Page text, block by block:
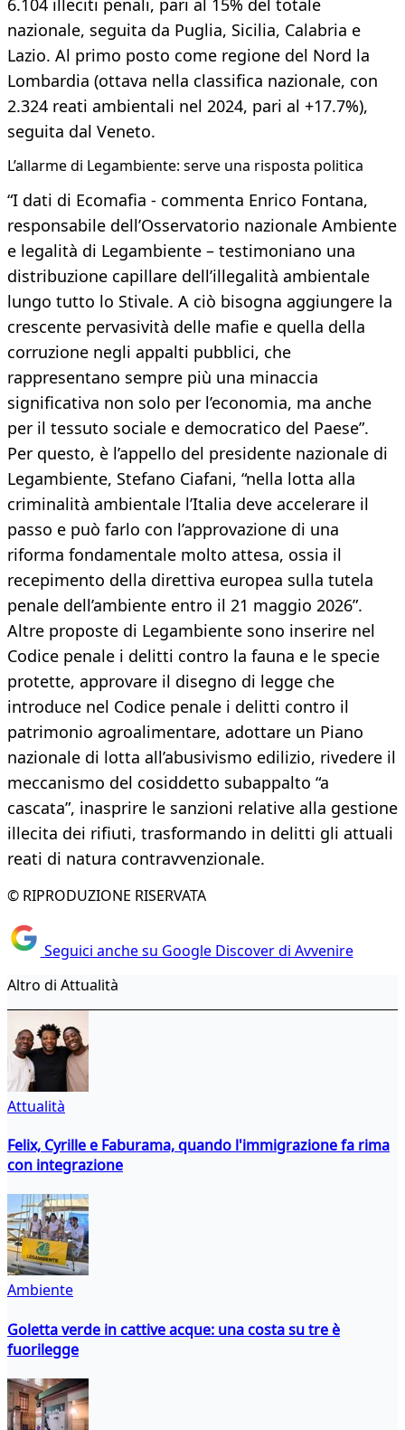
nazionale, seguita da Puglia, Sicilia, Calabria e
Lazio. Al primo posto come regione del Nord la
Lombardia (ottava nella classifica nazionale, con
2.324 reati ambientali nel 2024, pari al +17.7%),
seguita dal Veneto.
L’allarme di Legambiente: serve una risposta politica
“I dati di Ecomafia - commenta Enrico Fontana,
responsabile dell’Osservatorio nazionale Ambiente
e legalità di Legambiente – testimoniano una
distribuzione capillare dell’illegalità ambientale
lungo tutto lo Stivale. A ciò bisogna aggiungere la
crescente pervasività delle mafie e quella della
corruzione negli appalti pubblici, che
rappresentano sempre più una minaccia
significativa non solo per l’economia, ma anche
per il tessuto sociale e democratico del Paese”.
Per questo, è l’appello del presidente nazionale di
Legambiente, Stefano Ciafani, “nella lotta alla
criminalità ambientale l’Italia deve accelerare il
passo e può farlo con l’approvazione di una
riforma fondamentale molto attesa, ossia il
recepimento della direttiva europea sulla tutela
penale dell’ambiente entro il 21 maggio 2026”.
Altre proposte di Legambiente sono inserire nel
Codice penale i delitti contro la fauna e le specie
protette, approvare il disegno di legge che
introduce nel Codice penale i delitti contro il
patrimonio agroalimentare, adottare un Piano
nazionale di lotta all’abusivismo edilizio, rivedere il
meccanismo del cosiddetto subappalto “a
cascata”, inasprire le sanzioni relative alla gestione
illecita dei rifiuti, trasformando in delitti gli attuali
reati di natura contravvenzionale.
© RIPRODUZIONE RISERVATA
Seguici anche su Google Discover di Avvenire
Altro di Attualità
Attualità
Felix, Cyrille e Faburama, quando l'immigrazione fa rima
con integrazione
Ambiente
Goletta verde in cattive acque: una costa su tre è
fuorilegge